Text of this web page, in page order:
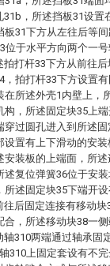
，所述挡板31设置
板31下方从左往后等
位于水平方向两个一
拍打杆33下方从前往
拍打杆33下方设置有
在所述外壳1内壁上，
，所述固定块35上端
穿过圆孔进入到所述
设置有上下滑动的安
安装板的上端面，所
述复位弹簧36位于安
述固定块35下端开设
往后固定连接有移动块
合，所述移动块38一
310两端通过轴承固
310上固定套设有不完